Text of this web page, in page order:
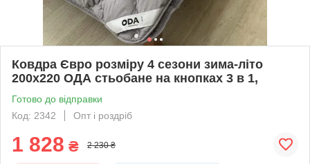
Ковдра Євро розміру 4 сезони зима-літо
200х220 ОДА стьобане на кнопках 3 в 1,
Готово до відправки
Код: 2342
Опт і роздріб
1 828 ₴ 2 230 ₴